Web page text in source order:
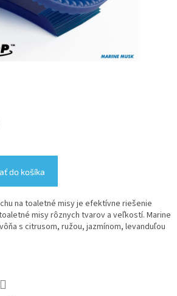
do košíka
na toaletné misy je efektívne riešenie
misy rôznych tvarov a veľkostí. Marine
s citrusom, ružou, jazmínom, levanduľou